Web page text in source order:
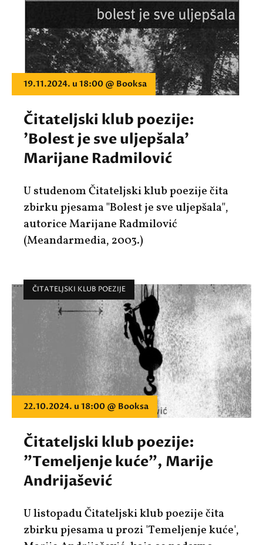
19.11.2024. u 18:00 @ Booksa
Čitateljski klub poezije:
'Bolest je sve uljepšala'
Marijane Radmilović
U studenom Čitateljski klub poezije čita
zbirku pjesama"Bolest je sve uljepšala",
autoriceMarijane Radmilović
(Meandarmedia, 2003.)
ČITATELJSKI KLUB POEZIJE
22.10.2024. u 18:00 @ Booksa
Čitateljski klub poezije:
"Temeljenje kuće", Marije
Andrijašević
U listopaduČitateljski klub poeziječita
zbirku pjesama u prozi 'Temeljenje kuće',